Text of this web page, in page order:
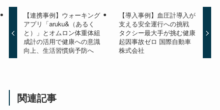
【連携事例】ウォーキング
アプリ「aruku&（あるく
と）」とオムロン体重体組
成計の活用で健康への意識
向上、生活習慣病予防へ
【導入事例】血圧計導入が
支える安全運行への挑戦
タクシー最大手が挑む健康
起因事故ゼロ 国際自動車
株式会社
関連記事